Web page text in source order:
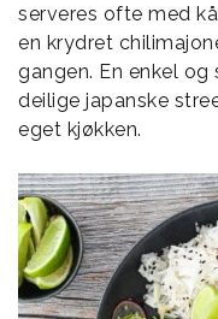
serveres ofte med
en krydret
gangen. En enkel
deilige japanske
eget kjøkken.